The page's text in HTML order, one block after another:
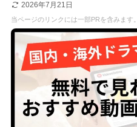
2026年7月21日
当ページのリンクには一部PRを含みます。